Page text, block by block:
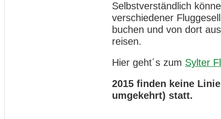
Selbstverständlich
verschiedener
buchen und von dort
reisen.
Hier geht´s zum Sylter
2015 finden keine
umgekehrt) statt.